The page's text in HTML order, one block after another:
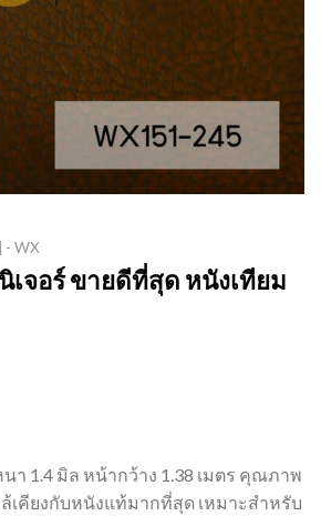
- WX
เจอร์ ขายดีที่สุด หนังเทียม
า 1.4 มิล หน้ากว้าง 1.38 เมตร คุณภาพ
เคียงกับหนังแท้มากที่สุด เหมาะสำหรับ